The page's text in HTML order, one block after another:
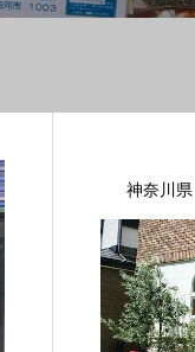
神奈川県